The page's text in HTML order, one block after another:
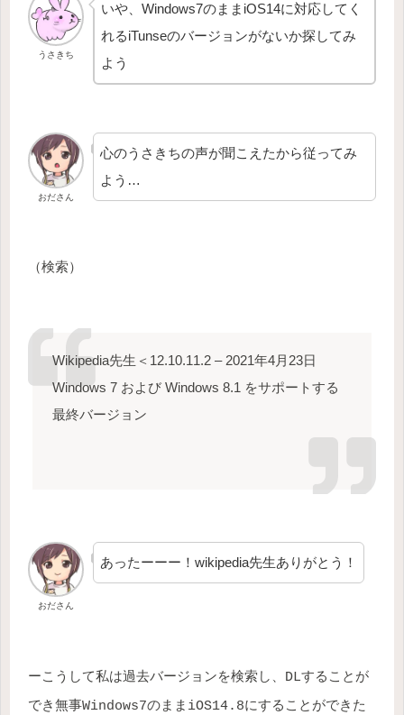
うさきち
いや、Windows7のままiOS14に対応してく
れるiTunseのバージョンがないか探してみ
よう
おださん
心のうさきちの声が聞こえたから従ってみ
よう…
（検索）
Wikipedia先生＜12.10.11.2 – 2021年4月23日
Windows 7 および Windows 8.1 をサポートする
最終バージョン
おださん
あったーーー！wikipedia先生ありがとう！
ーこうして私は過去バージョンを検索し、DLすることが
でき無事Windows7のままiOS14.8にすることができた